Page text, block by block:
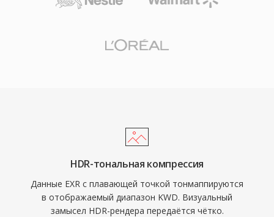
HDR-тональная компрессия
Данные EXR с плавающей точкой тонмаппируются
в отображаемый диапазон KWD. Визуальный
замысел HDR-рендера передаётся чётко.